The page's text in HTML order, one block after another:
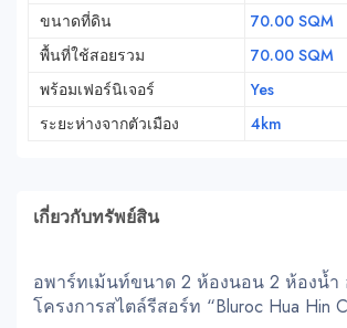
ขนาดที่ดิน
70.00 SQM
พื้นที่ใช้สอยรวม
70.00 SQM
พร้อมเฟอร์นิเจอร์
Yes
ระยะห่างจากตัวเมือง
4km
เกี่ยวกับทรัพย์สิน
อพาร์ทเม้นท์ขนาด 2 ห้องนอน 2 ห้องน้
โครงการสไตล์รีสอร์ท “Bluroc Hua Hin